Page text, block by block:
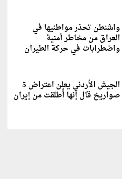
واشنطن تحذر مواطنيها في
العراق من مخاطر أمنية
واضطرابات في حركة الطيران
الجيش الأردني يعلن اعتراض 5
صواريخ قال إنها أُطلقت من إيران